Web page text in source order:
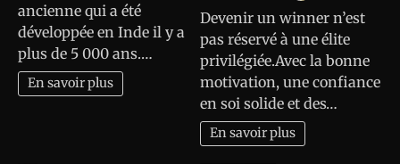
ancienne qui a été
développée en Inde il y a
plus de 5 000 ans.…
En savoir plus
Devenir un winner n’est
pas réservé à une élite
privilégiée.Avec la bonne
motivation, une confiance
en soi solide et des…
En savoir plus